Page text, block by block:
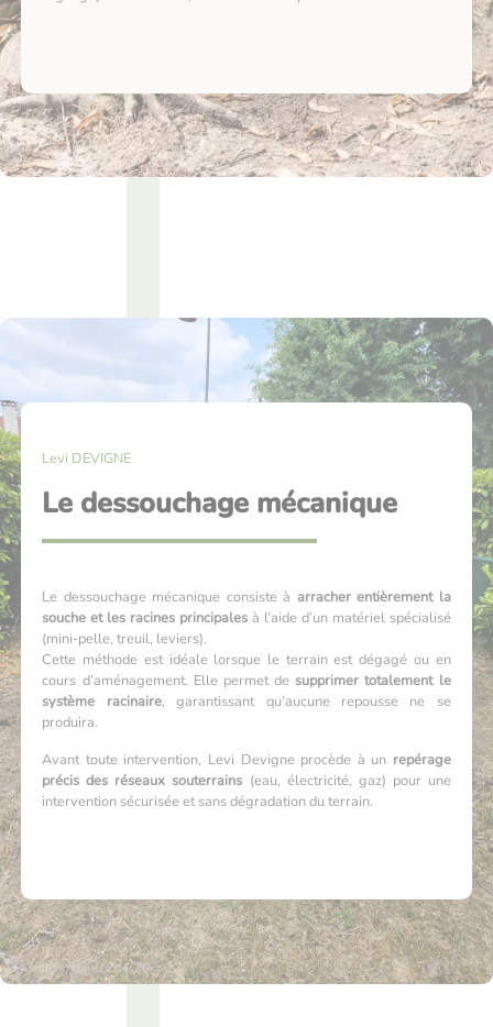
Levi DEVIGNE
Le dessouchage mécanique
Le dessouchage mécanique consiste à arracher entièrement la
souche et les racines principales à l’aide d’un matériel spécialisé
(mini-pelle, treuil, leviers).
Cette méthode est idéale lorsque le terrain est dégagé ou en
cours d’aménagement. Elle permet de supprimer totalement le
système racinaire, garantissant qu’aucune repousse ne se
produira.
Avant toute intervention, Levi Devigne procède à un repérage
précis des réseaux souterrains (eau, électricité, gaz) pour une
intervention sécurisée et sans dégradation du terrain.